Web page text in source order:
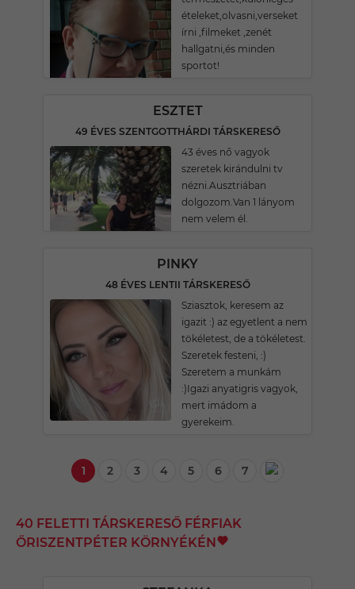
ételeket,olvasni,verseket
írni ,filmeket ,zenét
hallgatni,és minden
sportot!
ESZTET
49 ÉVES SZENTGOTTHÁRDI TÁRSKERESŐ
43 éves nő vagyok
szeretek kirándulni tv
nézni.Ausztriában
dolgozom.Van 1 lányom
nem velem él.
PINKY
48 ÉVES LENTII TÁRSKERESŐ
Sziasztok, keresem az
igazit :) az egyetlent a nem
tökéletest, de a tökéletest.
Szeretek festeni, :)
Szeretem a munkám
:)Igazi anyatigris vagyok,
mert imádom a
gyerekeim.
1 2 3 4 5 6 7
40 FELETTI TÁRSKERESŐ FÉRFIAK
ŐRISZENTPÉTER KÖRNYÉKÉN